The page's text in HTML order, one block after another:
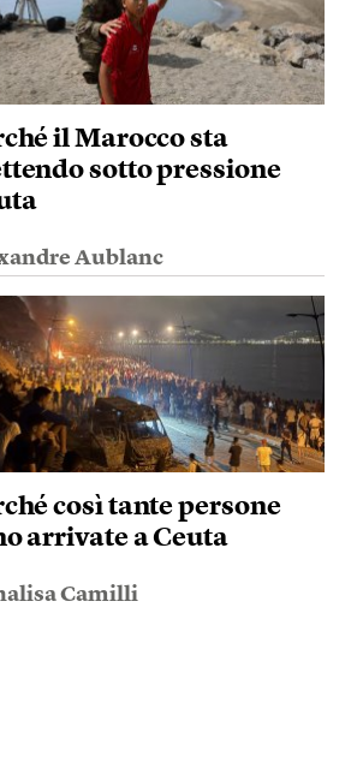
il Marocco sta
sotto pressione
Aublanc
così tante persone
arrivate a Ceuta
Camilli